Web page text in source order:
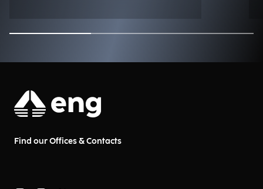
Find our Offices & Contacts